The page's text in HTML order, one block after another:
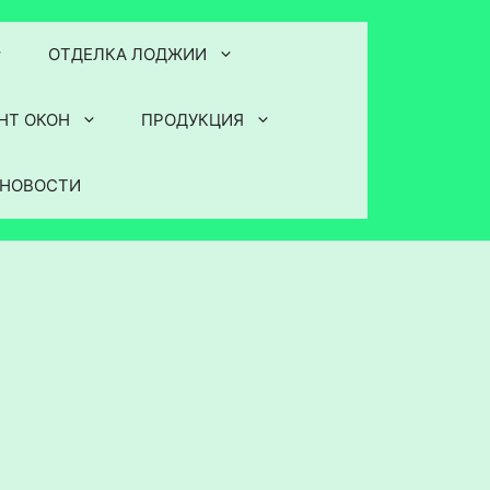
ОТДЕЛКА ЛОДЖИИ
ОКОН ПРОДУКЦИЯ
НОВОСТИ